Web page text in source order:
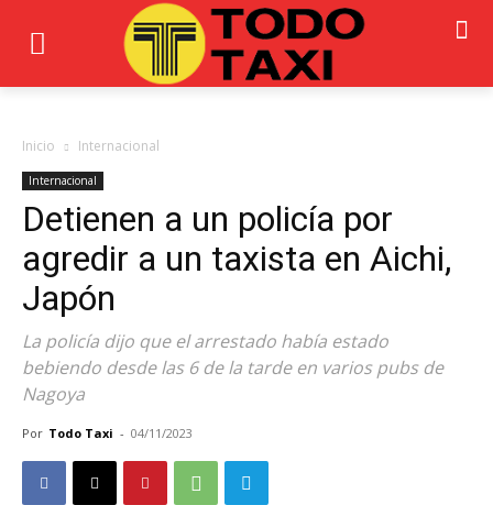
Inicio Internacional
Internacional
Detienen a un policía por
agredir a un taxista en Aichi,
Japón
La policía dijo que el arrestado había estado
bebiendo desde las 6 de la tarde en varios pubs de
Nagoya
Por Todo Taxi - 04/11/2023